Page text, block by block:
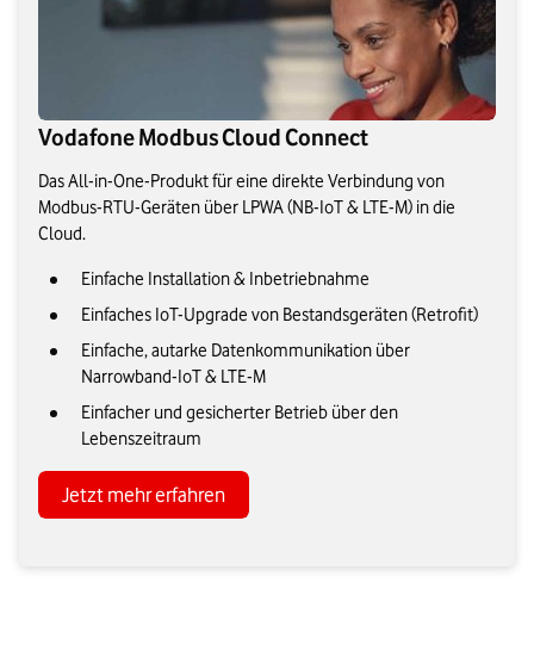
Vodafone Modbus Cloud Connect
Das All-in-One-Produkt für eine direkte Verbindung von
Modbus-RTU-Geräten über LPWA (NB-IoT & LTE-M) in die
Cloud.
Einfache Installation & Inbetriebnahme
Einfaches IoT-Upgrade von Bestandsgeräten (Retrofit)
Einfache, autarke Datenkommunikation über
Narrowband-IoT & LTE-M
Einfacher und gesicherter Betrieb über den
Lebenszeitraum
Jetzt mehr erfahren